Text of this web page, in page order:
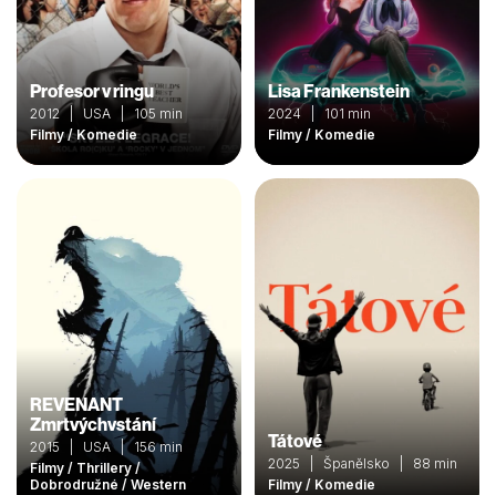
Profesor v ringu
2012 | USA | 105 min
Filmy / Komedie
Lisa Frankenstein
2024 | 101 min
Filmy / Komedie
REVENANT
Zmrtvýchvstání
2015 | USA | 156 min
Filmy / Thrillery /
Dobrodružné / Western
Tátové
2025 | Španělsko | 88 min
Filmy / Komedie